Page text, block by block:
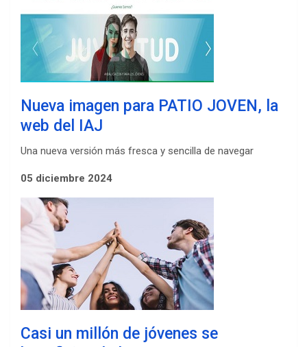
Nueva imagen para PATIO JOVEN, la
web del IAJ
Una nueva versión más fresca y sencilla de navegar
05 diciembre 2024
Casi un millón de jóvenes se